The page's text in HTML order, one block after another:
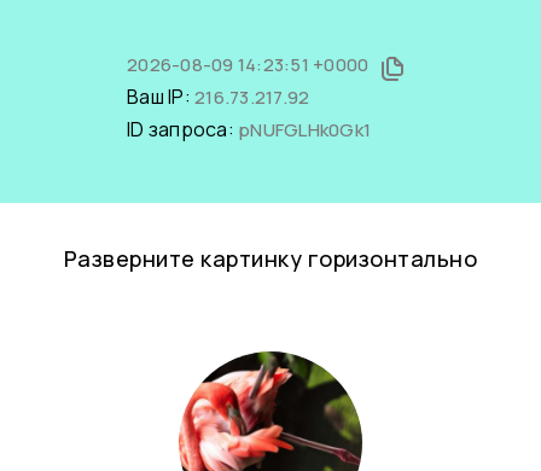
2026-08-09 14:23:51 +0000
Ваш IP: 216.73.217.92
ID запроса: pNUFGLHk0Gk1
Разверните картинку горизонтально